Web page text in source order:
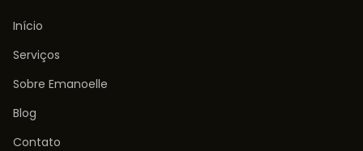
Início
Serviços
Sobre Emanoelle
Blog
Contato